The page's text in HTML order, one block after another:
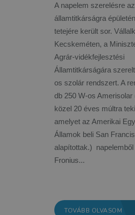
A napelem szerelésre az
államtitkárságra
tetejére került sor.
Kecskeméten, a
Agrár-vidékfejlesztési
Államtitkárságára
os szolár rendszert. A
db 250 W-os Amerisolar
közel 20 éves múltra
amelyet az Amerikai
Államok beli San
alapítottak.) napelemből
Fronius...
TOVÁBB OLVASOM